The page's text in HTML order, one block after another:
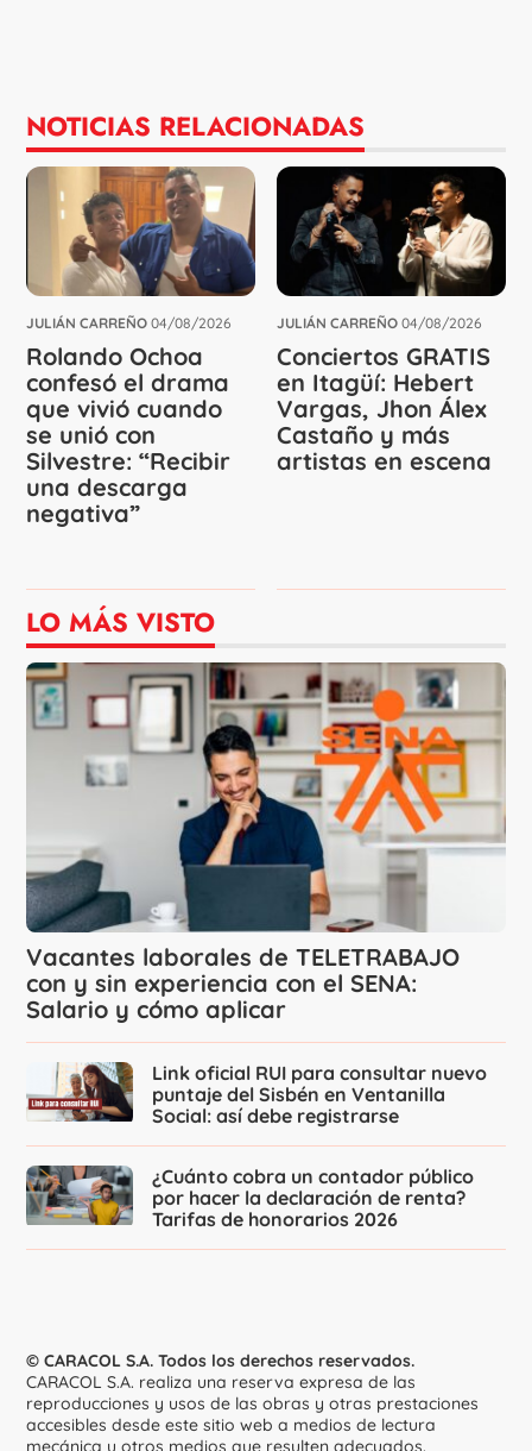
NOTICIAS RELACIONADAS
JULIÁN CARREÑO 04/08/2026
Rolando Ochoa
confesó el drama
que vivió cuando
se unió con
Silvestre: “Recibir
una descarga
negativa”
JULIÁN CARREÑO 04/08/2026
Conciertos GRATIS
en Itagüí: Hebert
Vargas, Jhon Álex
Castaño y más
artistas en escena
LO MÁS VISTO
Vacantes laborales de TELETRABAJO
con y sin experiencia con el SENA:
Salario y cómo aplicar
Link oficial RUI para consultar nuevo
puntaje del Sisbén en Ventanilla
Social: así debe registrarse
¿Cuánto cobra un contador público
por hacer la declaración de renta?
Tarifas de honorarios 2026
© CARACOL S.A. Todos los derechos reservados.
CARACOL S.A. realiza una reserva expresa de las
reproducciones y usos de las obras y otras prestaciones
accesibles desde este sitio web a medios de lectura
mecánica u otros medios que resulten adecuados.